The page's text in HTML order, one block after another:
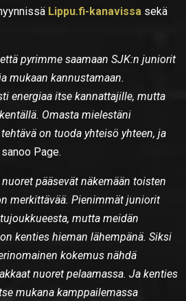
Lippu.fi-kanavissa sekä
pyrimme saamaan SJK:n juniorit
mukaan kannustamaan.
energiaa itse kannattajille, mutta
Omasta mielestäni
on tuoda yhteisö yhteen, ja
sanoo Page.
pääsevät näkemään toisten
merkittävää. Pienimmät juniorit
mutta meidän
kenties hieman lähempänä. Siksi
kokemus nähdä
nuoret pelaamassa. Ja kenties
mukana kamppailemassa